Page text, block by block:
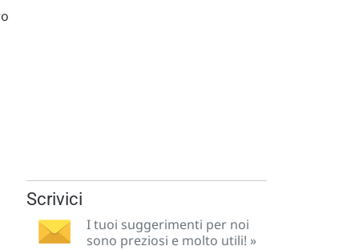
Scrivici
I tuoi suggerimenti per noi
sono preziosi e molto utili! »